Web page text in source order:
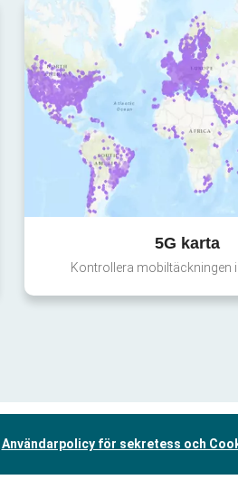
5G karta
Kontrollera mobiltäckningen
Användarpolicy för sekretess och